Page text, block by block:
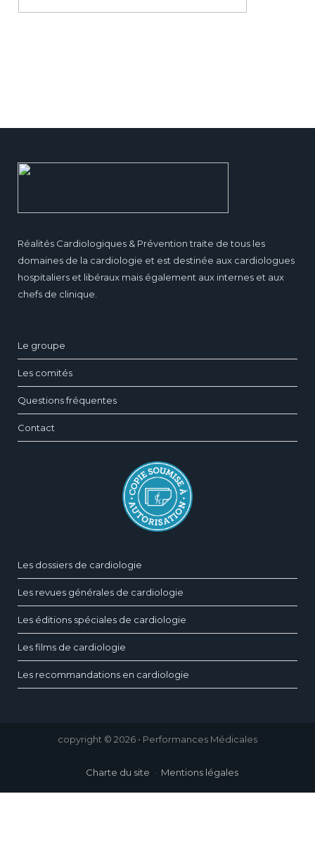
Réalités Cardiologiques & Prévention traite de tous les
domaines de la cardiologie et est destinée aux cardiologues
hospitaliers et libéraux mais également aux internes et aux
chefs de clinique.
Le groupe
Les comités
Questions fréquentes
Contact
Les dossiers de cardiologie
Les revues générales de cardiologie
Les éditions spéciales de cardiologie
Les films de cardiologie
Les recommandations en cardiologie
copyright © 2026 • Performances Médicales
Charte du site Mentions légales